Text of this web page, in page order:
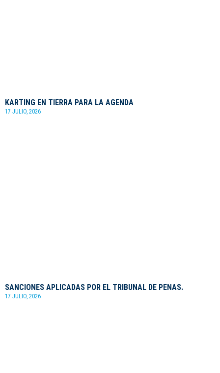
KARTING EN TIERRA PARA LA AGENDA
17 JULIO, 2026
SANCIONES APLICADAS POR EL TRIBUNAL DE PENAS.
17 JULIO, 2026